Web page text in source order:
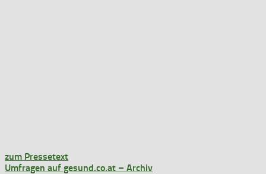
zum Pressetext
Umfragen auf gesund.co.at – Archiv